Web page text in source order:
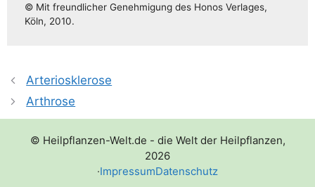
© Mit freund­li­cher Geneh­mi­gung des Honos Ver­la­ges,
Köln, 2010.
Arteriosklerose
Arthrose
© Heilpflanzen-Welt.de - die Welt der Heilpflanzen,
2026
·ImpressumDatenschutz